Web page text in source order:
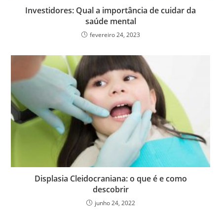
Investidores: Qual a importância de cuidar da
saúde mental
fevereiro 24, 2023
Displasia Cleidocraniana: o que é e como
descobrir
junho 24, 2022